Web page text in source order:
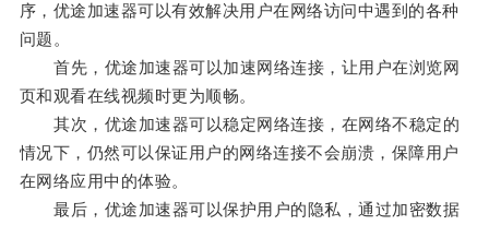
序，优途加速器可以有效解决用户在网络访问中遇到的各种
问题。
首先，优途加速器可以加速网络连接，让用户在浏览网
页和观看在线视频时更为顺畅。
其次，优途加速器可以稳定网络连接，在网络不稳定的
情况下，仍然可以保证用户的网络连接不会崩溃，保障用户
在网络应用中的体验。
最后，优途加速器可以保护用户的隐私，通过加密数据